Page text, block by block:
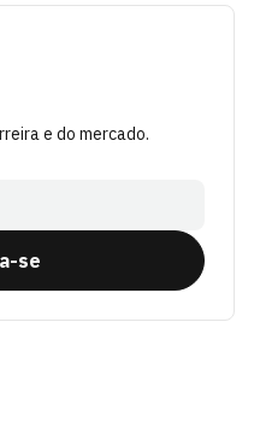
e do mercado.
se